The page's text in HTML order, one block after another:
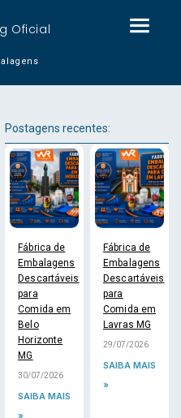
Oficial
Postagens recentes:
Fábrica de
Embalagens
Descartáveis
para
Comida em
Belo
Horizonte
MG
30/07/2026
SAIBA MAIS
»
Fábrica de
Embalagens
Descartáveis
para
Comida em
Lavras MG
29/07/2026
SAIBA MAIS
»